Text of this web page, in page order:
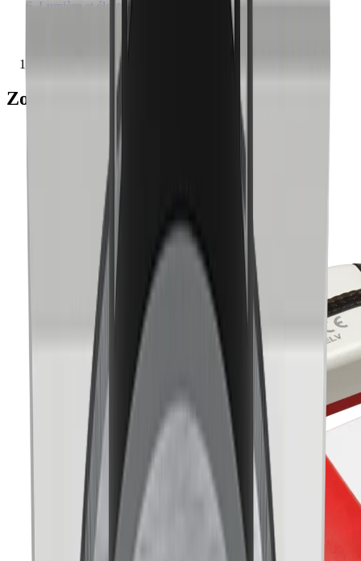
Lumière et électricité
Alimentations électriques
Zoruna® allimentation
Zoruna® allimentation